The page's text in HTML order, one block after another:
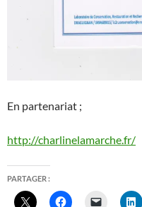
En partenariat ;
http://charlinelamarche.fr/
PARTAGER :